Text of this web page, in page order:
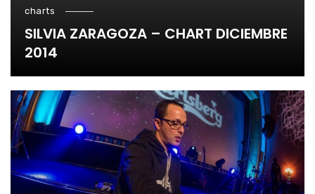
charts
SILVIA ZARAGOZA – CHART DICIEMBRE
2014